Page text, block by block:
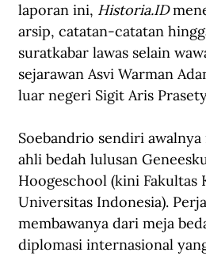
laporan ini, Historia.ID
arsip, catatan-catatan
suratkabar lawas selain
sejarawan Asvi Warman
luar negeri Sigit Aris
Soebandrio sendiri
ahli bedah lulusan
Hoogeschool (kini Fakultas
Universitas Indonesia).
membawanya dari meja
diplomasi internasional